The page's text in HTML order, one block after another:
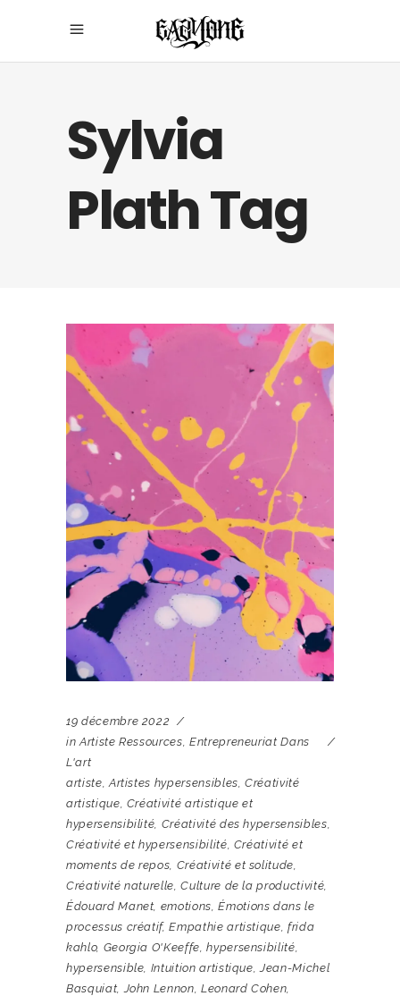
Sylvia
Plath Tag
19 décembre 2022
in Artiste Ressources, Entrepreneuriat Dans
L'art
artiste,Artistes hypersensibles,Créativité
artistique, Créativité artistique et
hypersensibilité, Créativité des hypersensibles,
Créativité et hypersensibilité, Créativité et
moments de repos, Créativité et solitude,
Créativité naturelle,Culture de la productivité,
Édouard Manet, emotions,Émotions dans le
processus créatif,Empathie artistique,frida
kahlo, Georgia O'Keeffe,hypersensibilité,
hypersensible, Intuition artistique,Jean-Michel
Basquiat,John Lennon, Leonard Cohen,